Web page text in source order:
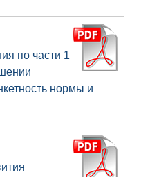
по части 1
нормы и